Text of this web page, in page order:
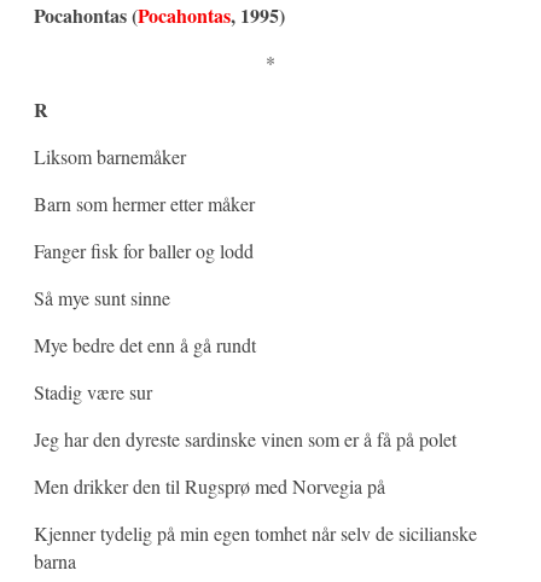
Pocahontas (Pocahontas, 1995)
*
R
Liksom barnemåker
Barn som hermer etter måker
Fanger fisk for baller og lodd
Så mye sunt sinne
Mye bedre det enn å gå rundt
Stadig være sur
Jeg har den dyreste sardinske vinen som er å få på polet
Men drikker den til Rugsprø med Norvegia på
Kjenner tydelig på min egen tomhet når selv de sicilianske
barna